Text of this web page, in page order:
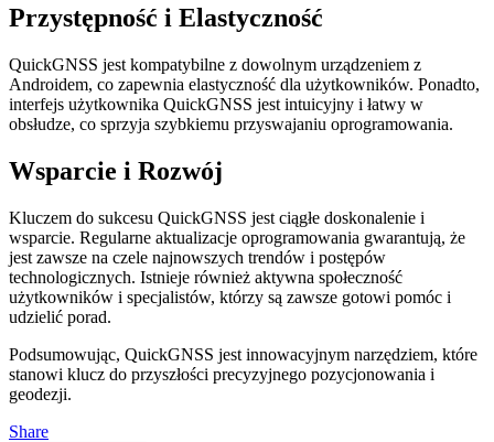
Przystępność i Elastyczność
QuickGNSS jest kompatybilne z dowolnym urządzeniem z
Androidem, co zapewnia elastyczność dla użytkowników. Ponadto,
interfejs użytkownika QuickGNSS jest intuicyjny i łatwy w
obsłudze, co sprzyja szybkiemu przyswajaniu oprogramowania.
Wsparcie i Rozwój
Kluczem do sukcesu QuickGNSS jest ciągłe doskonalenie i
wsparcie. Regularne aktualizacje oprogramowania gwarantują, że
jest zawsze na czele najnowszych trendów i postępów
technologicznych. Istnieje również aktywna społeczność
użytkowników i specjalistów, którzy są zawsze gotowi pomóc i
udzielić porad.
Podsumowując, QuickGNSS jest innowacyjnym narzędziem, które
stanowi klucz do przyszłości precyzyjnego pozycjonowania i
geodezji.
Share